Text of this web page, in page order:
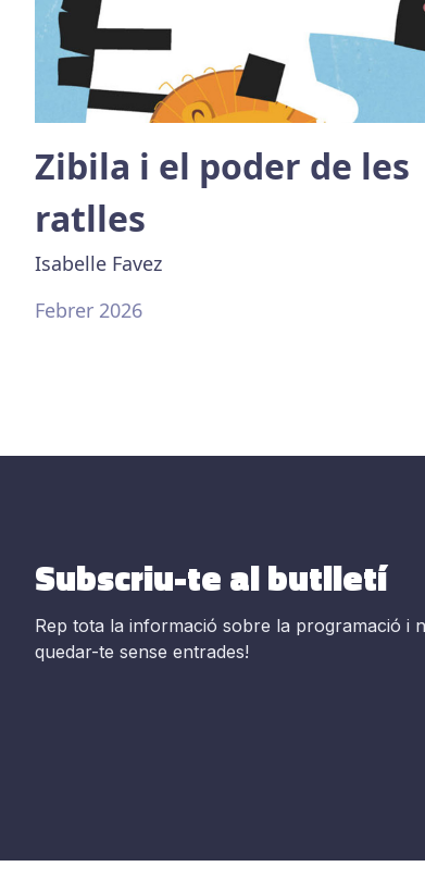
Zibila i el poder de les
ratlles
Isabelle Favez
Febrer 2026
Subscriu-te al butlletí
Rep tota la informació sobre la programació i
quedar-te sense entrades!